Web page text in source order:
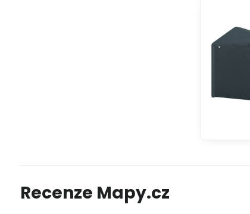
Recenze Mapy.cz